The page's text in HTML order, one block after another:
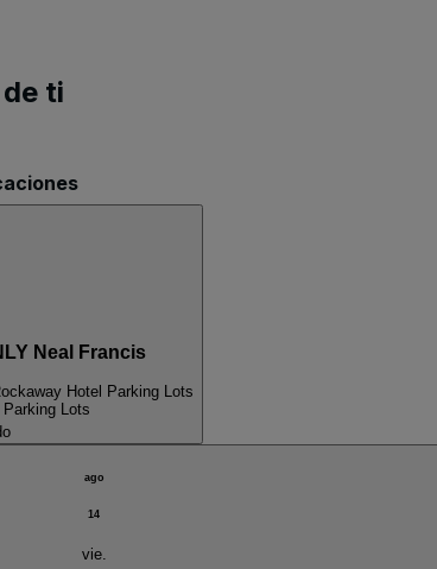
ti
Neal Francis
Hotel Parking Lots
Lots
ago
14
vie.